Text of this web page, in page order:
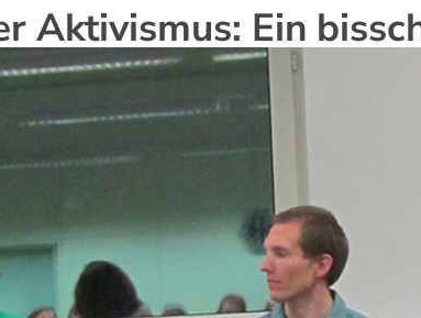
Aktivismus: Ein